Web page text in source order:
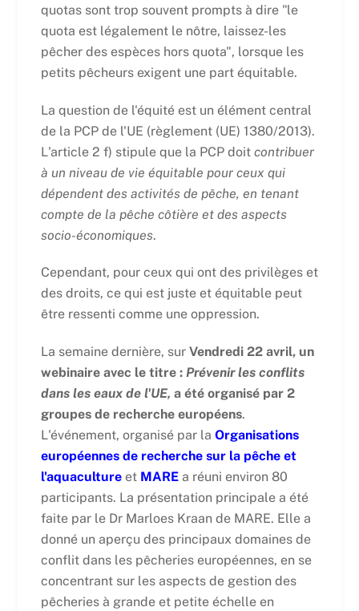
quotas sont trop souvent prompts à dire "le
quota est légalement le nôtre, laissez-les
pêcher des espèces hors quota", lorsque les
petits pêcheurs exigent une part équitable.
La question de l'équité est un élément central
de la PCP de l'UE (règlement (UE) 1380/2013).
L'article 2 f) stipule que la PCP doit contribuer
à un niveau de vie équitable pour ceux qui
dépendent des activités de pêche, en tenant
compte de la pêche côtière et des aspects
socio-économiques.
Cependant, pour ceux qui ont des privilèges et
des droits, ce qui est juste et équitable peut
être ressenti comme une oppression.
La semaine dernière, sur Vendredi 22 avril, un
webinaire avec le titre : Prévenir les conflits
dans les eaux de l'UE, a été organisé par 2
groupes de recherche européens.
L'événement, organisé par la Organisations
européennes de recherche sur la pêche et
l'aquacultureet MAREa réuni environ 80
participants. La présentation principale a été
faite par le Dr Marloes Kraan de MARE. Elle a
donné un aperçu des principaux domaines de
conflit dans les pêcheries européennes, en se
concentrant sur les aspects de gestion des
pêcheries à grande et petite échelle en